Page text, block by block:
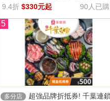
一杯濃郁香醇，調和酸味，清新果
9.4折 $330元起 90人已
5
多分店
超強品牌折抵券! 千葉連鎖